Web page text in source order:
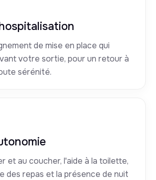
de mise en place qui
votre sortie, pour un retour à
sérénité.
et au coucher, l'aide à la toilette,
des repas et la présence de nuit